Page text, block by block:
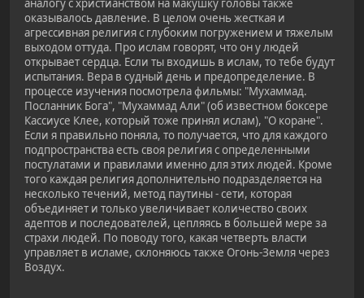
аналогу с христианством на макушку головы также
оказывалось давление. В целом очень жесткая и
агрессивная религия с глубоким погружением и тяжелым
выходом оттуда. Про ислам говорят, что он у людей
открывает сердца. Если ты входишь в ислам, то тебе будут
испытания. Вера в судный день и предопределение. В
процессе изучения посмотрела фильмы: "Мухаммад.
Посланник Бога", "Мухаммад Али" (об известном боксере
Кассиусе Клее, который тоже принял ислам), "О коране".
Если я правильно поняла, то получается, что для каждого
подпространства есть своя религия с определенными
постулатами и правилами именно для этих людей. Кроме
того каждая религия дополнительно подразделяется на
несколько течений, метод паутины - сети, которая
объединяет и только увеличивает количество своих
адептов и последователей, цепляясь в большей мере за
страхи людей. По поводу того, какая четверть власти
управляет в исламе, склоняюсь также Огонь-Земля через
Воздух.